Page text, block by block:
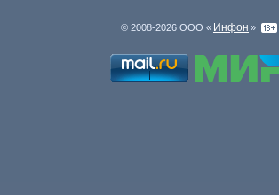
© 2008-2026 ООО « Инфон »